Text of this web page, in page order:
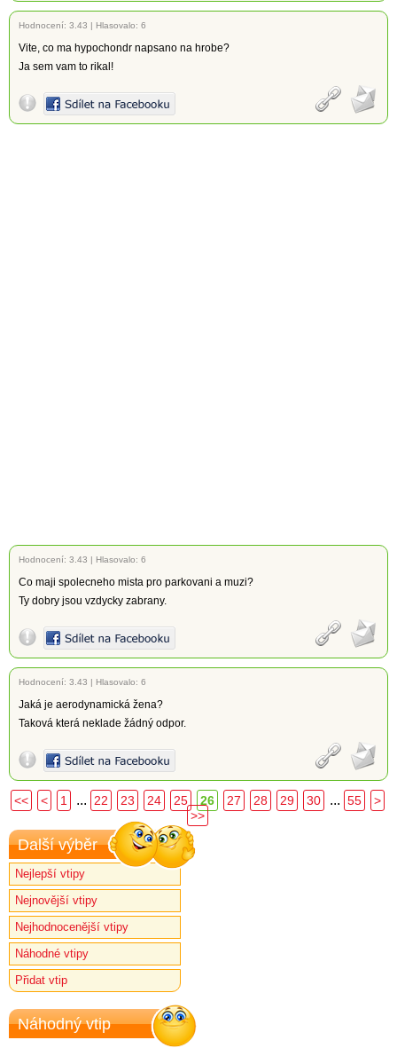
Hodnocení: 3.43 | Hlasovalo: 6
Vite, co ma hypochondr napsano na hrobe?
Ja sem vam to rikal!
Hodnocení: 3.43 | Hlasovalo: 6
Co maji spolecneho mista pro parkovani a muzi?
Ty dobry jsou vzdycky zabrany.
Hodnocení: 3.43 | Hlasovalo: 6
Jaká je aerodynamická žena?
Taková která neklade žádný odpor.
<< < 1 ... 22 23 24 25 26 27 28 29 30 ... 55
>
>>
Další výběr
Nejlepší vtipy
Nejnovější vtipy
Nejhodnocenější vtipy
Náhodné vtipy
Přidat vtip
Náhodný vtip